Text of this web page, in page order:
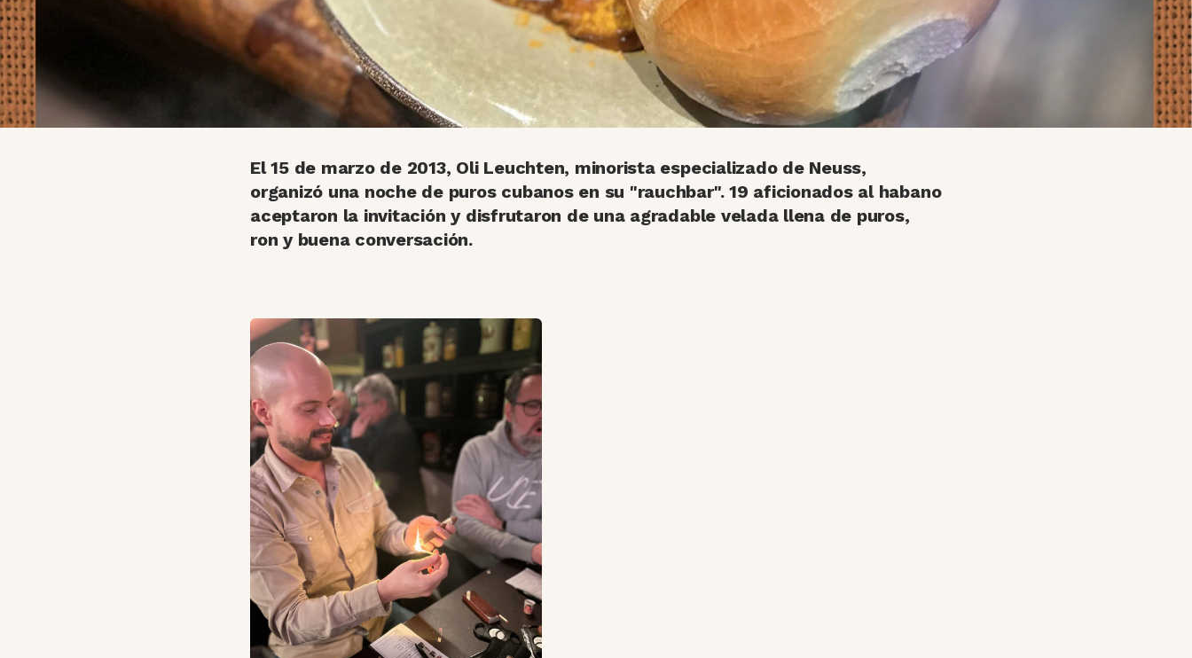
El 15 de marzo de 2013, Oli Leuchten, minorista especializado de Neuss,
organizó una noche de puros cubanos en su "rauchbar". 19 aficionados al habano
aceptaron la invitación y disfrutaron de una agradable velada llena de puros,
ron y buena conversación.